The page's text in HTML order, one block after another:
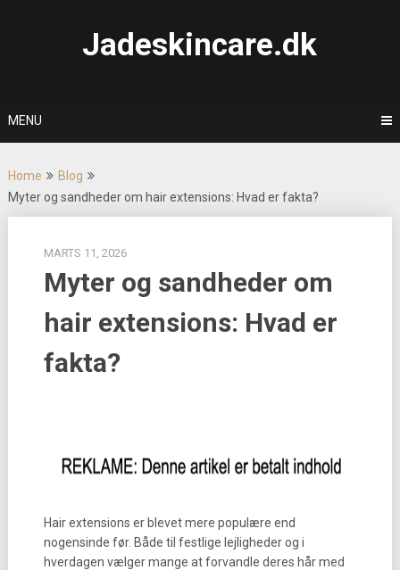
Jadeskincare.dk
MENU
Home
Blog
Myter og sandheder om hair extensions: Hvad er fakta?
MARTS 11, 2026
Myter og sandheder om
hair extensions: Hvad er
fakta?
Hair extensions er blevet mere populære end
nogensinde før. Både til festlige lejligheder og i
hverdagen vælger mange at forvandle deres hår med